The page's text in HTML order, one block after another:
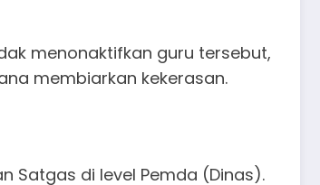
menonaktifkan guru tersebut,
membiarkan kekerasan.
Satgas di level Pemda (Dinas).